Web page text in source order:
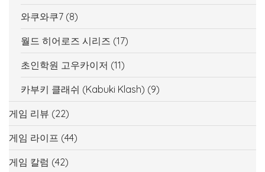
와쿠와쿠7 (8)
월드 히어로즈 시리즈 (17)
초인학원 고우카이저 (11)
카부키 클래쉬 (Kabuki Klash) (9)
게임 리뷰 (22)
게임 라이프 (44)
게임 칼럼 (42)